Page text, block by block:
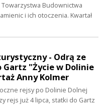
Budownictwa
i ich otoczenia. Kwartał
- Odrą ze
Gartz "Życie w Dolinie
Anny Kolmer
rejsy po Dolinie Dolnej
rejs już 4 lipca, statki do Gartz